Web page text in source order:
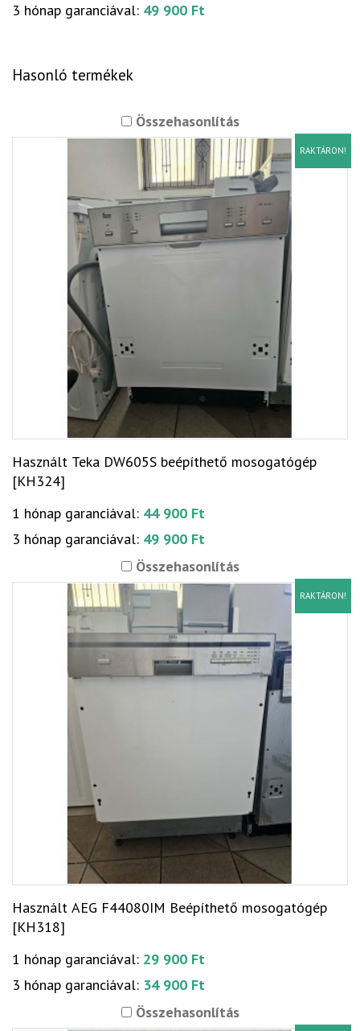
3 hónap garanciával: 49 900 Ft
Hasonló termékek
Összehasonlítás
RAKTÁRON!
Használt Teka DW605S beépíthető mosogatógép
[KH324]
1 hónap garanciával: 44 900 Ft
3 hónap garanciával: 49 900 Ft
Összehasonlítás
RAKTÁRON!
Használt AEG F44080IM Beépíthető mosogatógép
[KH318]
1 hónap garanciával: 29 900 Ft
3 hónap garanciával: 34 900 Ft
Összehasonlítás